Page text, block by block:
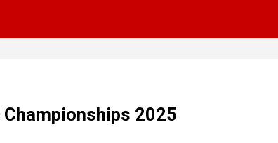
Championships 2025